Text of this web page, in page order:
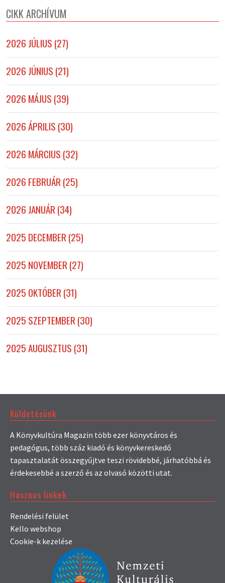
CIKK ARCHÍVUM
2026 JÚLIUS (27)
2026 JÚNIUS (21)
2026 MÁJUS (39)
2026 ÁPRILIS (30)
2026 MÁRCIUS (32)
2026 FEBRUÁR (25)
2026 JANUÁR (34)
2025 DECEMBER (25)
2025 NOVEMBER (27)
2025 OKTÓBER (31)
2025 SZEPTEMBER (30)
2025 AUGUSZTUS (31)
Küldetésünk
A Könyvkultúra Magazin több ezer könyvtáros és
pedagógus, több száz kiadó és könyvkereskedő
tapasztalatát összegyűjtve teszi rövidebbé, járhatóbbá és
érdekesebbé a szerző és az olvasó közötti utat.
Hasznos linkek
Rendelési felület
Kello webshop
Cookie-k kezelése